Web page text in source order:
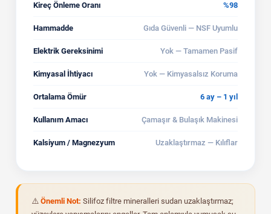
Kireç Önleme Oranı %98
Hammadde Gıda Güvenli — NSF Uyumlu
Elektrik Gereksinimi Yok — Tamamen Pasif
Kimyasal İhtiyacı Yok — Kimyasalsız Koruma
Ortalama Ömür 6 ay – 1 yıl
Kullanım Amacı Çamaşır & Bulaşık Makinesi
Kalsiyum / Magnezyum Uzaklaştırmaz — Kılıflar
⚠️ Önemli Not: Silifoz filtre mineralleri sudan uzaklaştırmaz;